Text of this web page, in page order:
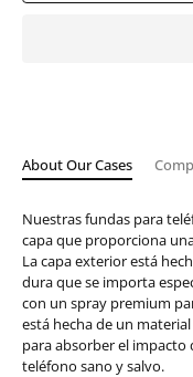
About Our Cases
Nuestras fundas para
capa que proporciona
La capa exterior está
dura que se importa
con un spray premium
está hecha de un
para absorber el impacto
teléfono sano y salvo.